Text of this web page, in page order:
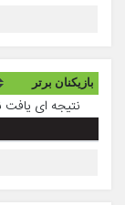
نتیجه ای